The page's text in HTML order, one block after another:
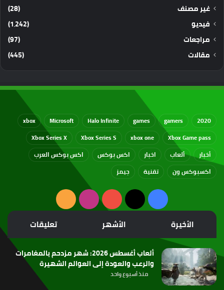
غير مصنف
(28)
فيديو
(1٬242)
مراجعات
(97)
مقالات
(445)
2020
gamers
games
Halo Infinite
Microsoft
xbox
Xbox Game pass
xbox one
Xbox Series S
Xbox Series X
أخبار
ألعاب اخبار اكس بوكس
اكس بوكس العرب
اكسبوكس ون
تقنية جيمز
فيسبوك
‫X
‫YouTubeانستقرامملخص
الموقع
RSS
الأخيرة الأشهر تعليقات
ألعاب أغسطس 2026: شهر مزدحم بالمغامرات
والرعب والعودة إلى العوالم الشهيرة
منذ أسبوع واحد